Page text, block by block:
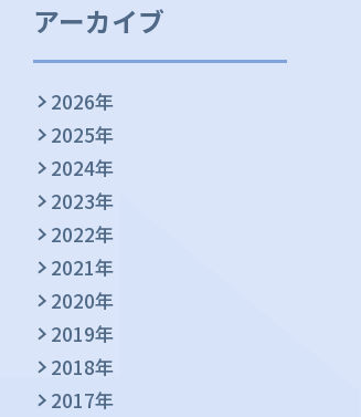
アーカイブ
2026年
2025年
2024年
2023年
2022年
2021年
2020年
2019年
2018年
2017年